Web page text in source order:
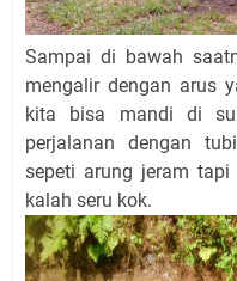
Sampai di bawah
mengalir dengan arus
kita bisa mandi di
perjalanan dengan
sepeti arung jeram
kalah seru kok.